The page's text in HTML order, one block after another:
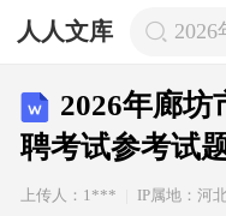
人人文库
2026年廊坊
聘考试参考试
上传人：1*** IP属地：河